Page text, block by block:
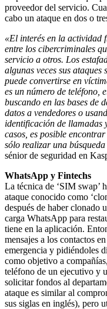
proveedor del servicio.
cabo un ataque en dos o
«El interés en la actividad
entre los cibercriminales
servicio a otros. Los
algunas veces sus
puede convertirse en
es un número de teléfono,
buscando en las bases de
datos a vendedores o
identificación de llamadas
casos, es posible
sólo realizar una búsqueda
sénior de seguridad en
WhatsApp y Fintechs
La técnica de ‘SIM swap’
ataque conocido como
después de haber clonado
carga WhatsApp para
tiene en la aplicación.
mensajes a los contactos
emergencia y pidiéndoles
como objetivo a
teléfono de un ejecutivo y
solicitar fondos al
ataque es similar al
sus siglas en inglés), pero